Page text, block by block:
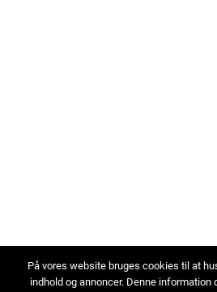
På vores website bruges cookies til at
indhold og annoncer. Denne